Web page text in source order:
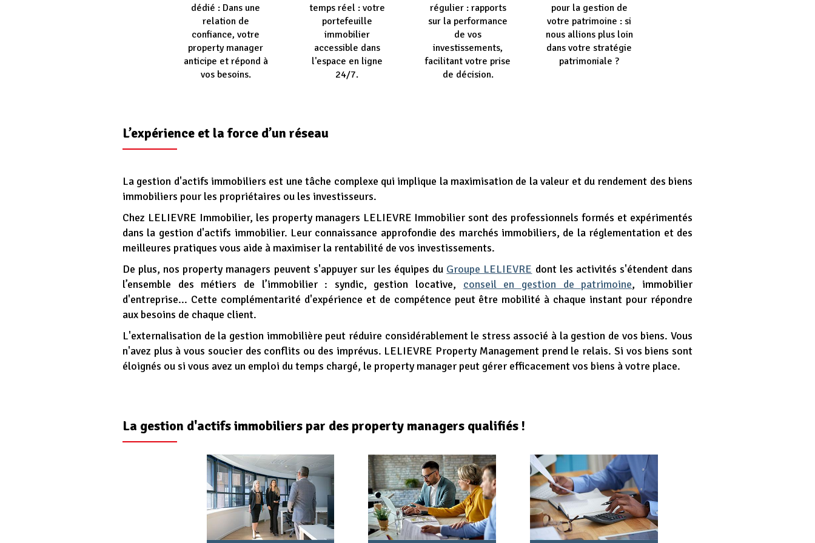
dédié : Dans une
relation de
confiance, votre
property manager
anticipe et répond à
vos besoins.
temps réel : votre
portefeuille
immobilier
accessible dans
l'espace en ligne
24/7.
régulier : rapports
sur la performance
de vos
investissements,
facilitant votre prise
de décision.
pour la gestion de
votre patrimoine : si
nous allions plus loin
dans votre stratégie
patrimoniale ?
L’expérience et la force d’un réseau
Section
n°3
-
contenu
texte
La gestion d'actifs immobiliers est une tâche complexe qui implique la maximisation de la valeur et du rendement des biens
immobiliers pour les propriétaires ou les investisseurs.
Chez LELIEVRE Immobilier, les property managers LELIEVRE Immobilier sont des professionnels formés et expérimentés
dans la gestion d'actifs immobilier. Leur connaissance approfondie des marchés immobiliers, de la réglementation et des
meilleures pratiques vous aide à maximiser la rentabilité de vos investissements.
De plus, nos property managers peuvent s'appuyer sur les équipes du Groupe LELIEVRE dont les activités s'étendent dans
l’ensemble des métiers de l’immobilier : syndic, gestion locative, conseil en gestion de patrimoine, immobilier
d'entreprise... Cette complémentarité d'expérience et de compétence peut être mobilité à chaque instant pour répondre
aux besoins de chaque client.
L'externalisation de la gestion immobilière peut réduire considérablement le stress associé à la gestion de vos biens. Vous
n'avez plus à vous soucier des conflits ou des imprévus. LELIEVRE Property Management prend le relais. Si vos biens sont
éloignés ou si vous avez un emploi du temps chargé, le property manager peut gérer efficacement vos biens à votre place.
La gestion d'actifs immobiliers par des property managers qualifiés !